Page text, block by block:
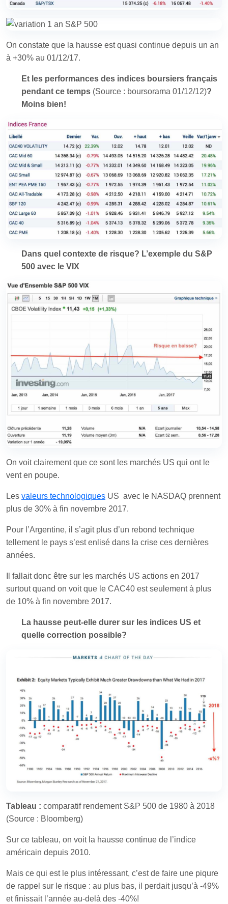
On constate que la hausse est quasi continue depuis un an
à +30% au 01/12/17.
Et les performances des indices boursiers français
pendant ce temps (Source : boursorama 01/12/12)?
Moins bien!
Dans quel contexte de risque? L’exemple du S&P
500 avec le VIX
On voit clairement que ce sont les marchés US qui ont le
vent en poupe.
Les valeurs technologiques US avec le NASDAQ prennent
plus de 30% à fin novembre 2017.
Pour l’Argentine, il s’agit plus d’un rebond technique
tellement le pays s’est enlisé dans la crise ces dernières
années.
Il fallait donc être sur les marchés US actions en 2017
surtout quand on voit que le CAC40 est seulement à plus
de 10% à fin novembre 2017.
La hausse peut-elle durer sur les indices US et
quelle correction possible?
Tableau : comparatif rendement S&P 500 de 1980 à 2018
(Source : Bloomberg)
Sur ce tableau, on voit la hausse continue de l’indice
américain depuis 2010.
Mais ce qui est le plus intéressant, c’est de faire une piqure
de rappel sur le risque : au plus bas, il perdait jusqu’à -49%
et finissait l’année au-delà des -40%!